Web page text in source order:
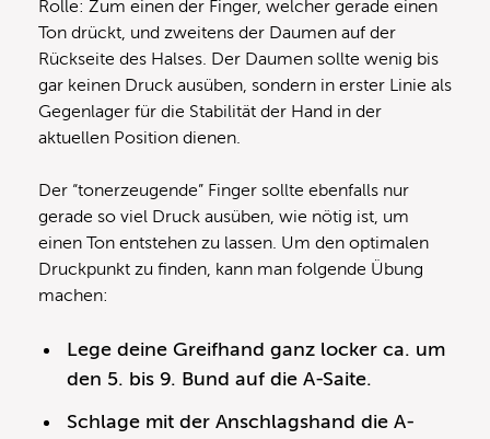
Rolle: Zum einen der Finger, welcher gerade einen
Ton drückt, und zweitens der Daumen auf der
Rückseite des Halses. Der Daumen sollte wenig bis
gar keinen Druck ausüben, sondern in erster Linie als
Gegenlager für die Stabilität der Hand in der
aktuellen Position dienen.
Der “tonerzeugende” Finger sollte ebenfalls nur
gerade so viel Druck ausüben, wie nötig ist, um
einen Ton entstehen zu lassen. Um den optimalen
Druckpunkt zu finden, kann man folgende Übung
machen:
Lege deine Greifhand ganz locker ca. um
den 5. bis 9. Bund auf die A-Saite.
Schlage mit der Anschlagshand die A-